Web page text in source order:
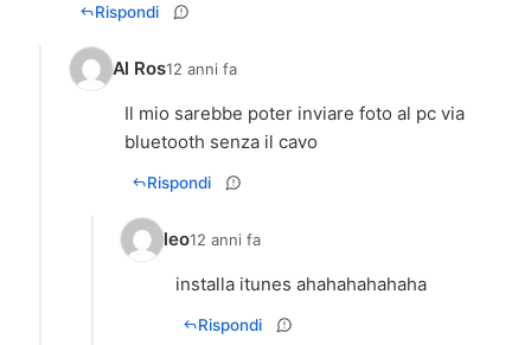
Rispondi
Al Ros12 anni fa
Il mio sarebbe poter inviare foto al pc via
bluetooth senza il cavo
Rispondi
leo12 anni fa
installa itunes ahahahahahaha
Rispondi